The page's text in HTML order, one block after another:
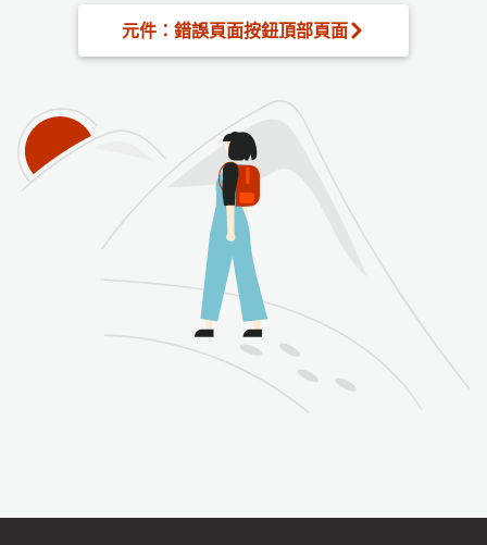
元件：錯誤頁面按鈕頂部頁面